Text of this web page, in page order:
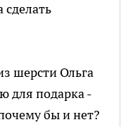
сделать
шерсти Ольга
для подарка -
бы и нет?